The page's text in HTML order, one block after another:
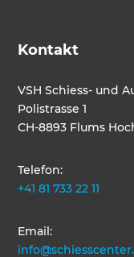
Kontakt
VSH Schiess- und
Polistrasse 1
CH-8893 Flums
Telefon:
+41 81 733 22 11
Email: